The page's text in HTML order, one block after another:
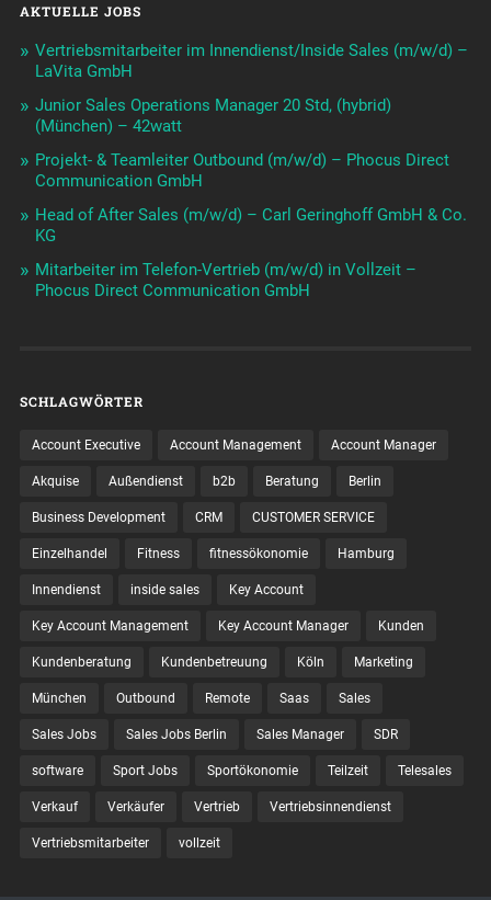
AKTUELLE JOBS
Vertriebsmitarbeiter im Innendienst/Inside Sales (m/w/d) –
LaVita GmbH
Junior Sales Operations Manager 20 Std, (hybrid)
(München) – 42watt
Projekt- & Teamleiter Outbound (m/w/d) – Phocus Direct
Communication GmbH
Head of After Sales (m/w/d) – Carl Geringhoff GmbH & Co.
KG
Mitarbeiter im Telefon-Vertrieb (m/w/d) in Vollzeit –
Phocus Direct Communication GmbH
SCHLAGWÖRTER
Account Executive Account Management Account Manager
Akquise Außendienst b2b Beratung Berlin
Business Development CRM CUSTOMER SERVICE
Einzelhandel Fitness fitnessökonomie Hamburg
Innendienst inside sales Key Account
Key Account Management Key Account Manager Kunden
Kundenberatung Kundenbetreuung Köln Marketing
München Outbound Remote Saas Sales
Sales Jobs Sales Jobs Berlin Sales Manager SDR
software Sport Jobs Sportökonomie Teilzeit Telesales
Verkauf Verkäufer Vertrieb Vertriebsinnendienst
Vertriebsmitarbeiter vollzeit